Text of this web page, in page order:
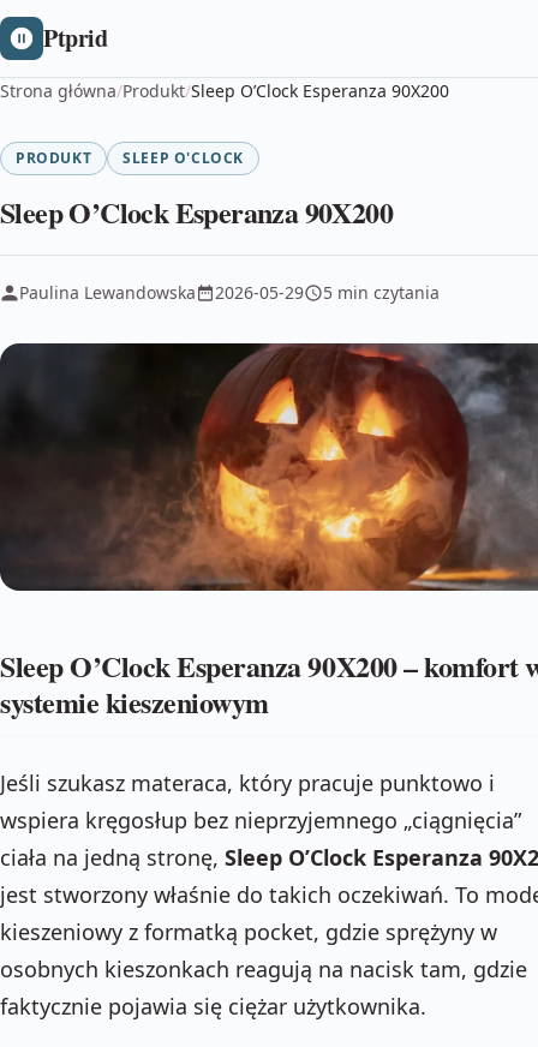
Ptprid
Strona główna/Produkt/Sleep O’Clock Esperanza 90X200
PRODUKT SLEEP O'CLOCK
Sleep O’Clock Esperanza 90X200
Paulina Lewandowska 2026-05-29 5 min czytania
Sleep O’Clock Esperanza 90X200 – komfort
systemie kieszeniowym
Jeśli szukasz materaca, który pracuje punktowo i
wspiera kręgosłup bez nieprzyjemnego „ciągnięcia”
ciała na jedną stronę, Sleep O’Clock Esperanza
jest stworzony właśnie do takich oczekiwań. To
kieszeniowy z formatką pocket, gdzie sprężyny w
osobnych kieszonkach reagują na nacisk tam, gdzie
faktycznie pojawia się ciężar użytkownika.